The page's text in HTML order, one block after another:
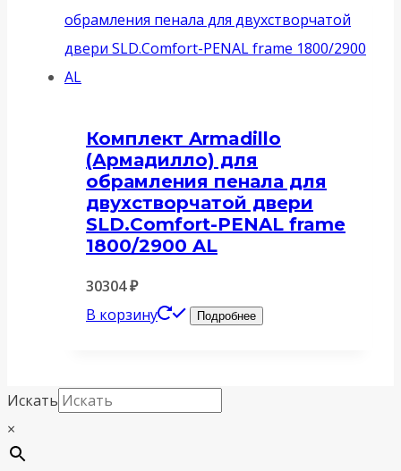
Комплект Armadillo
(Армадилло) для
обрамления пенала для
двухстворчатой двери
SLD.Comfort-PENAL frame
1800/2900 AL
30304₽
В корзину
Подробнее
Искать
×